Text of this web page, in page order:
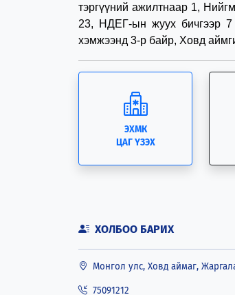
тэргүүний ажилтнаар 1,
23, НДЕГ-ын жуух бичгээр 7
хэмжээнд 3-р байр, Ховд
ЭХМК
ЦАГ ҮЗЭХ
ХОЛБОО БАРИХ
Монгол улс, Ховд аймаг,
75091212